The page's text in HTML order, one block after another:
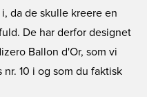
da de skulle kreere en
De har derfor designet
Ballon d'Or, som vi
10 i og som du faktisk